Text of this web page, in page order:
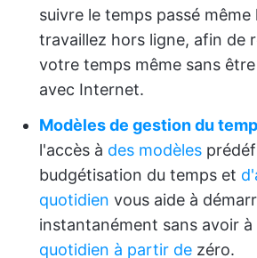
suivre le temps passé même
travaillez hors ligne, afin de
votre temps même sans
avec Internet.
Modèles de gestion du
l'accès à des modèles
budgétisation du temps et
quotidien vous aide à
instantanément sans avoir à
quotidien à partir de zéro.